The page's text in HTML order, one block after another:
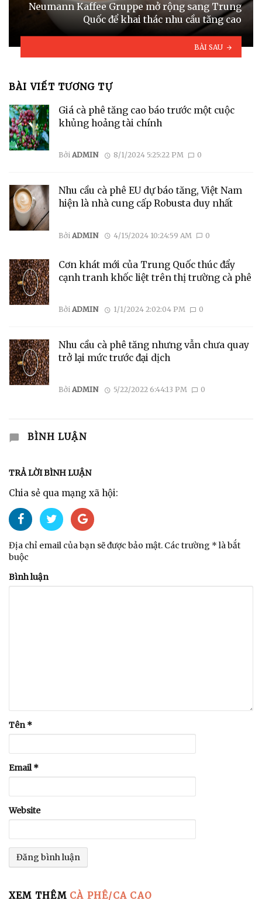
Neumann Kaffee Gruppe mở rộng sang Trung
Quốc để khai thác nhu cầu tăng cao
BÀI SAU
BÀI VIẾT TƯƠNG TỰ
Giá cà phê tăng cao báo trước một cuộc
khủng hoảng tài chính
Bởi ADMIN 8/1/2024 5:25:22 PM 0
Nhu cầu cà phê EU dự báo tăng, Việt Nam
hiện là nhà cung cấp Robusta duy nhất
Bởi ADMIN 4/15/2024 10:24:59 AM 0
Cơn khát mới của Trung Quốc thúc đẩy
cạnh tranh khốc liệt trên thị trường cà phê
Bởi ADMIN 1/1/2024 2:02:04 PM 0
Nhu cầu cà phê tăng nhưng vẫn chưa quay
trở lại mức trước đại dịch
Bởi ADMIN 5/22/2022 6:44:13 PM 0
BÌNH LUẬN
TRẢ LỜI BÌNH LUẬN
Chia sẻ qua mạng xã hội:
Địa chỉ email của bạn sẽ được bảo mật. Các trường * là bắt
buộc
Bình luận
Tên*
Email*
Website
XEM THÊM CÀ PHÊ/CA CAO